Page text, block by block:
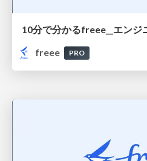
freee
PRO